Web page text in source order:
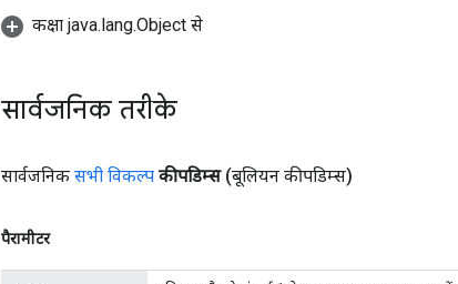
कक्षा java.lang.Object से
सार्वजनिक तरीके
सार्वजनिक सभी विकल्प कीपडिम्स (बूलियन कीपडिम्स)
पैरामीटर